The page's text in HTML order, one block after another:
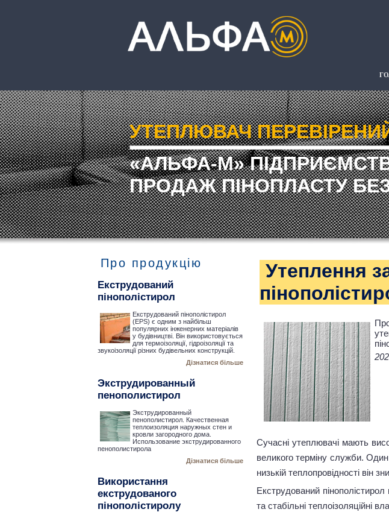
УТЕПЛЮВАЧ
«АЛЬФА-М»
ПРОДАЖ ПІНОПЛАСТУ
Про продукцію
Екструдований
пінополістирол
Екструдований пінополістирол
(EPS) є одним з найбільш
популярних інженерних матеріалів
у будівництві. Він використовується
для термоізоляції, гідроізоляції та
звукоізоляції різних будівельних конструкцій.
Дізнатися більше
Экструдированный
пенополистирол
Экструдированный
пенополистирол. Качественная
теплоизоляция наружных стен и
кровли загородного дома.
Использование экструдированного
пенополистирола
Дізнатися більше
Використання
екструдованого
пінополістиролу
Утеплення
Сучасні утеплювачі мають
великого терміну служби.
низькій теплопровідності він
Екструдований
та стабільні теплоізоляційні